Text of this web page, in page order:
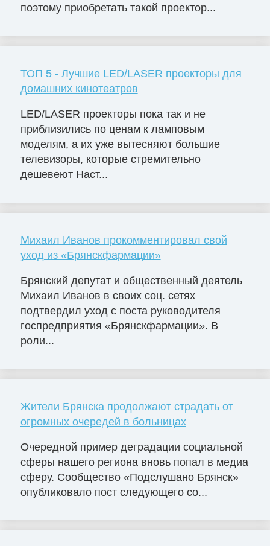
поэтому приобретать такой проектор...
ТОП 5 - Лучшие LED/LASER проекторы для
домашних кинотеатров
LED/LASER проекторы пока так и не
приблизились по ценам к ламповым
моделям, а их уже вытесняют большие
телевизоры, которые стремительно
дешевеют Наст...
Михаил Иванов прокомментировал свой
уход из «Брянскфармации»
Брянский депутат и общественный деятель
Михаил Иванов в своих соц. сетях
подтвердил уход с поста руководителя
госпредприятия «Брянскфармации». В
роли...
Жители Брянска продолжают страдать от
огромных очередей в больницах
Очередной пример деградации социальной
сферы нашего региона вновь попал в медиа
сферу. Сообщество «Подслушано Брянск»
опубликовало пост следующего со...